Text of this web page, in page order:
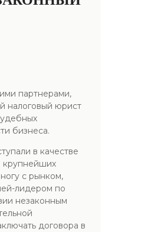
партнерами,
налоговый юрист
бизнеса.
в качестве
крупнейших
с рынком,
лидером по
незаконным
договора в